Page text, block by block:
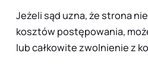
Jeżeli sąd uzna, że strona
kosztów postępowania,
lub całkowite zwolnienie z